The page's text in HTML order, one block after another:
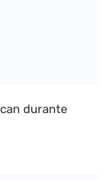
durante